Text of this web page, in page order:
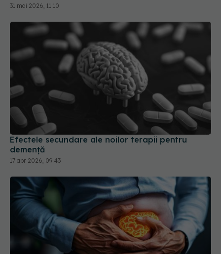
31 mai 2026, 11:10
Efectele secundare ale noilor terapii pentru
demență
17 apr 2026, 09:43